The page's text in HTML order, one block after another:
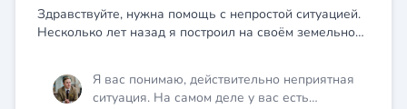
Здравствуйте, нужна помощь с непростой ситуацией.
Несколько лет назад я построил на своём земельном
архитектурой...Я вас понимаю, действительно неприятная
ситуация. На самом деле у вас есть